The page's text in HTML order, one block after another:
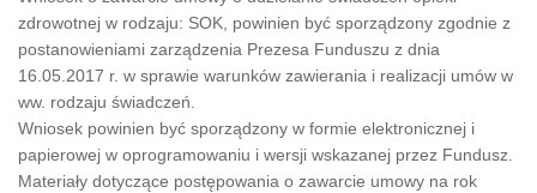
zdrowotnej w rodzaju: SOK, powinien być sporządzony zgodnie z
postanowieniami zarządzenia Prezesa Funduszu z dnia
16.05.2017 r. w sprawie warunków zawierania i realizacji umów w
ww. rodzaju świadczeń.
Wniosek powinien być sporządzony w formie elektronicznej i
papierowej w oprogramowaniu i wersji wskazanej przez Fundusz.
Materiały dotyczące postępowania o zawarcie umowy na rok